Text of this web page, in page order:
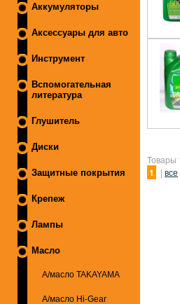
Аккумуляторы
Аксессуары для авто
Инструмент
Вспомогательная
литература
Глушитель
Диски
Защитные покрытия
Крепеж
Лампы
Масло
А/масло TAKAYAMA
А/масло Hi-Gear
Товары
1 | все